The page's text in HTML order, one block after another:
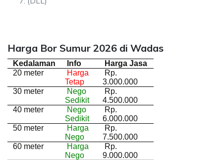
Harga Bor Sumur 2026 di Wadas
Kedalaman Info
Harga Jasa
20 meter
Harga
Tetap
Rp.
3.000.000
30 meter
Nego
Sedikit
Rp.
4.500.000
40 meter
Nego
Sedikit
Rp.
6.000.000
50 meter
Harga
Nego
Rp.
7.500.000
60 meter
Harga
Nego
Rp.
9.000.000